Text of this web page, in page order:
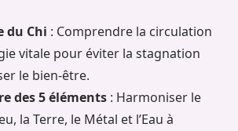
du Chi : Comprendre la circulation
vitale pour éviter la stagnation
le bien-être.
des 5 éléments : Harmoniser le
la Terre, le Métal et l’Eau à